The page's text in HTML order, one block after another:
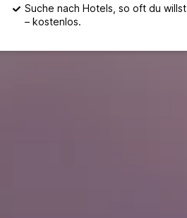
Suche nach Hotels, so oft du willst
– kostenlos.